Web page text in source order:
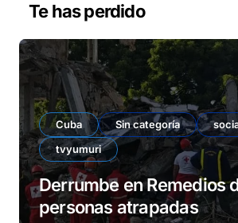
d
e
o
Te has perdido
Cuba Sin categoría
tvyumuri
Derrumbe en Remedios
personas atrapadas